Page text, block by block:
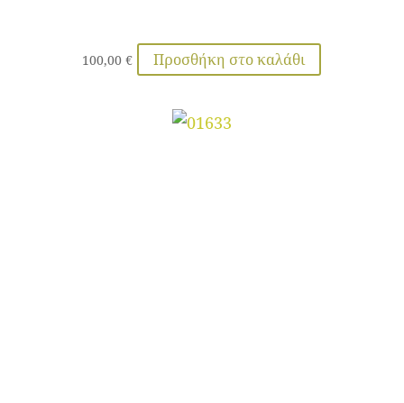
100,00€ Προσθήκη στο καλάθι